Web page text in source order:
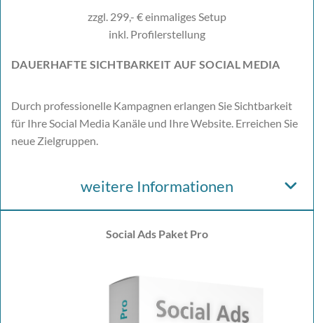
zzgl. 299,- € einmaliges Setup
inkl. Profilerstellung
DAUERHAFTE SICHTBARKEIT AUF SOCIAL MEDIA
Durch professionelle Kampagnen erlangen Sie Sichtbarkeit
für Ihre Social Media Kanäle und Ihre Website. Erreichen Sie
neue Zielgruppen.
weitere Informationen
Social Ads Paket Pro